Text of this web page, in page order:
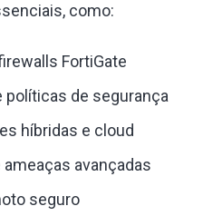
como:
FortiGate
políticas de segurança
híbridas e cloud
avançadas
seguro